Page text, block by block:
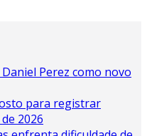
Perez como novo
para registrar
2026